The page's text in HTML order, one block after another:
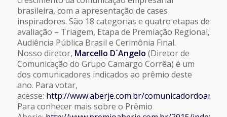
brasileira, com a apresentação de cases
inspiradores. São 18 categorias e quatro etapas de
avaliação – Triagem, Etapa de Premiação Regional,
Audiência Pública Brasil e Cerimônia Final.
Nosso diretor, Marcello D´Angelo (Diretor de
Comunicação do Grupo Camargo Corrêa) é um
dos comunicadores indicados ao prêmio deste
ano. Para votar,
acesse: http://www.aberje.com.br/
Para conhecer mais sobre o Prêmio